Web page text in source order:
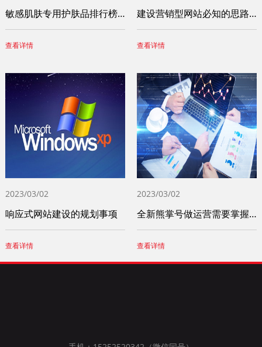
敏感肌肤专用护肤品排行榜前十名（十大敏感
查看详情
建设营销型网站必知的思路和步骤
查看详情
2023/03/02
响应式网站建设的规划事项
查看详情
2023/03/02
全新熊掌号做运营需要掌握这四个小技巧
查看详情